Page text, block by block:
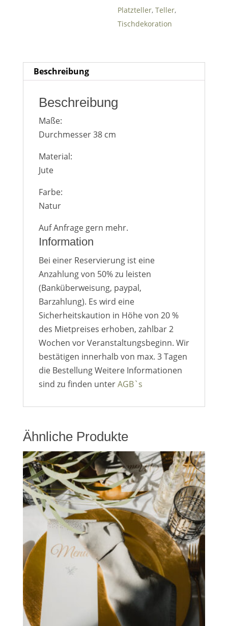
Heute en
Platzteller,Teller,
Tischdekoration
Beschreibung
Beschreibung
Maße:
Durchmesser 38 cm
Material:
Jute
Farbe:
Natur
Auf Anfrage gern mehr.
Information
Bei einer Reservierung ist eine
Anzahlung von 50% zu leisten
(Banküberweisung, paypal,
Barzahlung). Es wird eine
Sicherheitskaution in Höhe von 20 %
des Mietpreises erhoben, zahlbar 2
Wochen vor Veranstaltungsbeginn. Wir
bestätigen innerhalb von max. 3 Tagen
die Bestellung Weitere Informationen
sind zu finden unterAGB`s
Ähnliche Produkte